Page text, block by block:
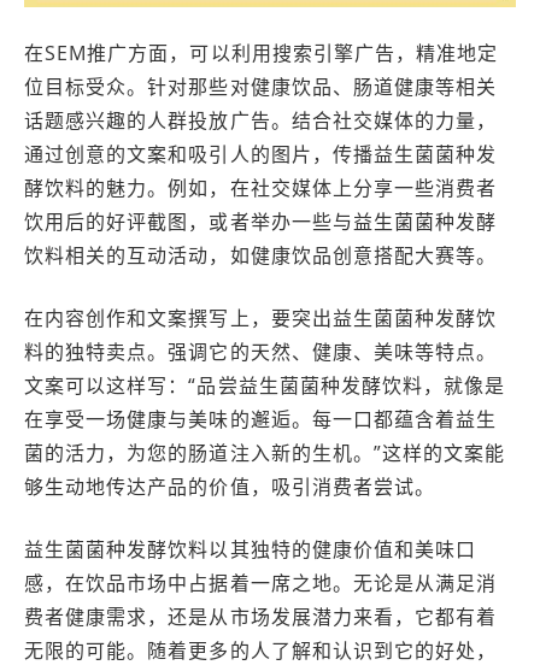
在SEM推广方面，可以利用搜索引擎广告，精准地定
位目标受众。针对那些对健康饮品、肠道健康等相关
话题感兴趣的人群投放广告。结合社交媒体的力量，
通过创意的文案和吸引人的图片，传播益生菌菌种发
酵饮料的魅力。例如，在社交媒体上分享一些消费者
饮用后的好评截图，或者举办一些与益生菌菌种发酵
饮料相关的互动活动，如健康饮品创意搭配大赛等。
在内容创作和文案撰写上，要突出益生菌菌种发酵饮
料的独特卖点。强调它的天然、健康、美味等特点。
文案可以这样写：“品尝益生菌菌种发酵饮料，就像是
在享受一场健康与美味的邂逅。每一口都蕴含着益生
菌的活力，为您的肠道注入新的生机。”这样的文案能
够生动地传达产品的价值，吸引消费者尝试。
益生菌菌种发酵饮料以其独特的健康价值和美味口
感，在饮品市场中占据着一席之地。无论是从满足消
费者健康需求，还是从市场发展潜力来看，它都有着
无限的可能。随着更多的人了解和认识到它的好处，